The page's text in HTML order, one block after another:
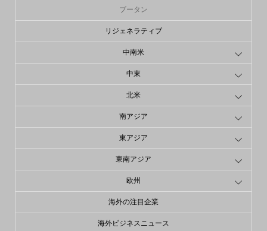
ブータン
リジェネラティブ
中南米
中東
北米
南アジア
東アジア
東南アジア
欧州
海外の注目企業
海外ビジネスニュース